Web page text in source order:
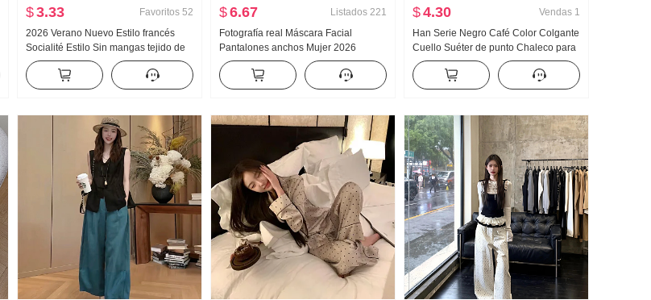
$3.33 Favoritos 52
2026 Verano Nuevo Estilo francés
Socialité Estilo Sin mangas tejido de
punto Adelgazante Ajustado Lazo
Estilo Chanel Vestido Mujer
$6.67 Listados 221
Fotografía real Máscara Facial
Pantalones anchos Mujer 2026
Nuevo Verano Versión ligera Vertical
Sentido Avanzado Sentido Yoga
Estrecho Versión Recto Pantalones
$4.30 Vendas 1
Han Serie Negro Café Color Colgante
Cuello Suéter de punto Chaleco para
mujer 2026 Verano Nuevo Sin
mangas Chic Top Color sólido
Adelgazante